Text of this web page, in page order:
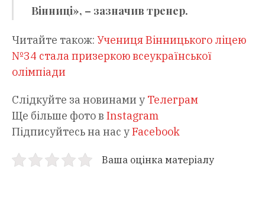
Вінниці», – зазначив тренер.
Читайте також: Учениця Вінницького ліцею
№34 стала призеркою всеукраїнської
олімпіади
Слідкуйте за новинами у Телеграм
Ще більше фото в Instagram
Підписуйтесь на нас уFacebook
Ваша оцінка матеріалу